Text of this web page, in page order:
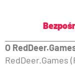
O
RedDeer.Games